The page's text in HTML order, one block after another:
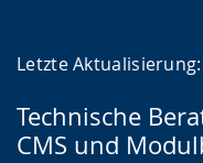
Letzte
Technische
CMS und